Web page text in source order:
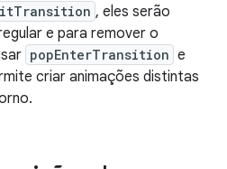
, eles serão
e para remover o
popEnterTransition e
criar animações distintas